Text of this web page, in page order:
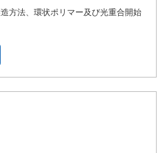
方法、環状ポリマー及び光重合開始